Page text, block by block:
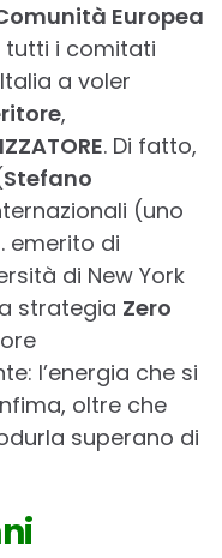
Europea
tutti i comitati
a voler
,
. Di fatto,
Stefano
(uno
emerito di
di New York
strategia Zero
l’energia che si
oltre che
superano di